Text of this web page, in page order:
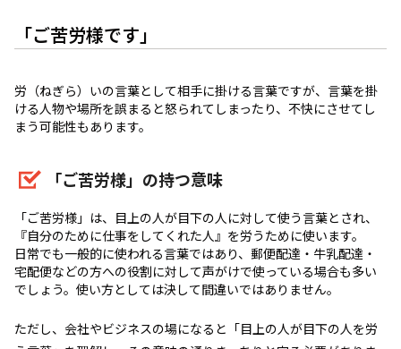
「ご苦労様です」
労（ねぎら）いの言葉として相手に掛ける言葉ですが、言葉を掛
ける人物や場所を誤まると怒られてしまったり、不快にさせてし
まう可能性もあります。
「ご苦労様」の持つ意味
「ご苦労様」は、目上の人が目下の人に対して使う言葉とされ、
『自分のために仕事をしてくれた人』を労うために使います。
日常でも一般的に使われる言葉ではあり、郵便配達・牛乳配達・
宅配便などの方への役割に対して声がけで使っている場合も多い
でしょう。使い方としては決して間違いではありません。
ただし、会社やビジネスの場になると「目上の人が目下の人を労